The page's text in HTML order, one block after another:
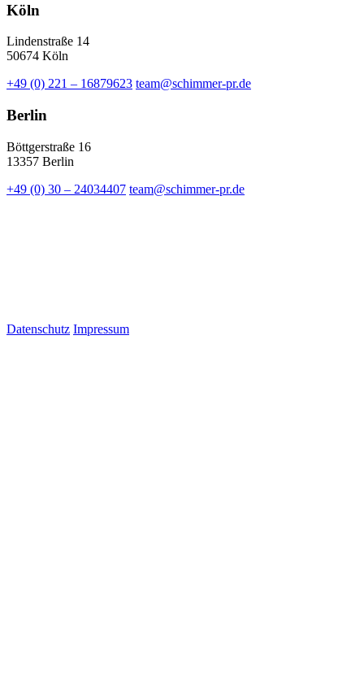
Köln
Lindenstraße 14
50674 Köln
+49 (0) 221 – 16879623 team@schimmer-pr.de
Berlin
Böttgerstraße 16
13357 Berlin
+49 (0) 30 – 24034407 team@schimmer-pr.de
Datenschutz Impressum